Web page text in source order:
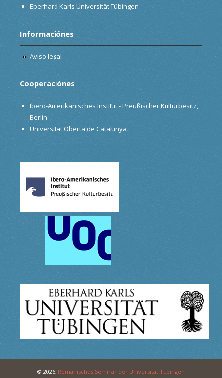
Eberhard Karls Universität Tübingen
Informaciónes
Aviso legal
Cooperaciónes
Ibero-Amerikanisches Institut - Preußischer Kulturbesitz,
Berlin
Universitat Oberta de Catalunya
© 2026, Romanisches Seminar der Universität Tübingen